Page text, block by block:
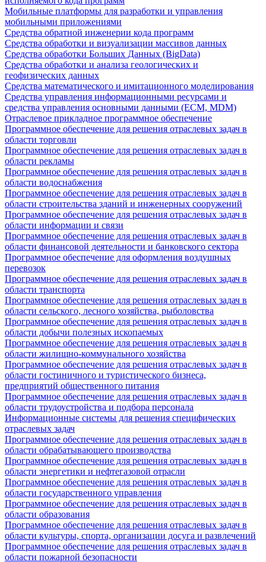
Мобильные платформы для разработки и управления
мобильными приложениями
Средства обратной инженерии кода программ
Средства обработки и визуализации массивов данных
Средства обработки Больших Данных (BigData)
Средства обработки и анализа геологических и
геофизических данных
Средства математического и имитационного моделирования
Средства управления информационными ресурсами и
средства управления основными данными (ECM, MDM)
Отраслевое прикладное программное обеспечение
Программное обеспечение для решения отраслевых задач в
области торговли
Программное обеспечение для решения отраслевых задач в
области рекламы
Программное обеспечение для решения отраслевых задач в
области водоснабжения
Программное обеспечение для решения отраслевых задач в
области строительства зданий и инженерных сооружений
Программное обеспечение для решения отраслевых задач в
области информации и связи
Программное обеспечение для решения отраслевых задач в
области финансовой деятельности и банковского сектора
Программное обеспечение для оформления воздушных
перевозок
Программное обеспечение для решения отраслевых задач в
области транспорта
Программное обеспечение для решения отраслевых задач в
области сельского, лесного хозяйства, рыболовства
Программное обеспечение для решения отраслевых задач в
области добычи полезных ископаемых
Программное обеспечение для решения отраслевых задач в
области жилищно-коммунального хозяйства
Программное обеспечение для решения отраслевых задач в
области гостиничного и туристического бизнеса,
предприятий общественного питания
Программное обеспечение для решения отраслевых задач в
области трудоустройства и подбора персонала
Информационные системы для решения специфических
отраслевых задач
Программное обеспечение для решения отраслевых задач в
области обрабатывающего производства
Программное обеспечение для решения отраслевых задач в
области энергетики и нефтегазовой отрасли
Программное обеспечение для решения отраслевых задач в
области государственного управления
Программное обеспечение для решения отраслевых задач в
области образования
Программное обеспечение для решения отраслевых задач в
области культуры, спорта, организации досуга и развлечений
Программное обеспечение для решения отраслевых задач в
области пожарной безопасности